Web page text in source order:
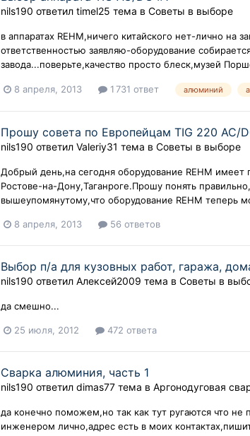
nils190 ответилtimel25 тема вСоветы в выборе
в аппаратах REHM,ничего китайского нет-лично на
ответственностью заявляю-оборудование
завода...поверьте,качество просто блеск,музей
8 апреля, 2013 1 731 ответ алюминий
Прошу совета по Европейцам TIG 220 AC/
nils190 ответилValeriy31 тема вСоветы в выборе
Добрый день,на сегодня оборудование REHM имеет
Ростове-на-Дону,Таганроге.Прошу понять
вышеупомянутому,что оборудование REHM теперь
8 апреля, 2013 56 ответов
Выбор п/а для кузовных работ, гаража,
nils190 ответилАлексей2009 тема вСоветы в
да смешно...
25 июля, 2012 472 ответа
Сварка алюминия, часть 1
nils190 ответилdimas77 тема вАргонодуговая
да конечно поможем,но так как тут ругаются что
инженером лично,адрес есть в моих